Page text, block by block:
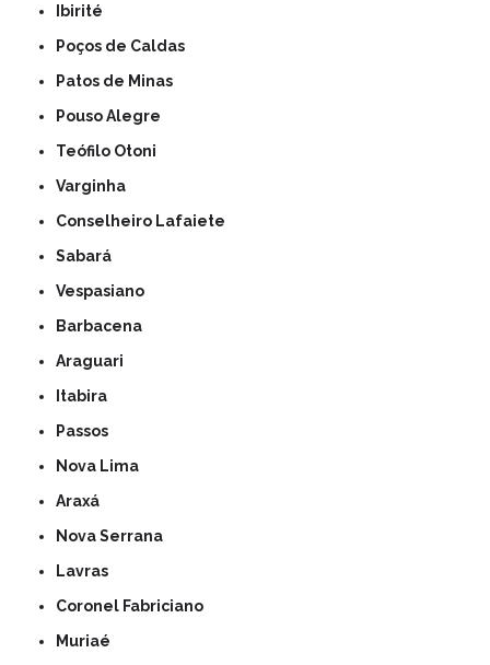
Ibirité
Poços de Caldas
Patos de Minas
Pouso Alegre
Teófilo Otoni
Varginha
Conselheiro Lafaiete
Sabará
Vespasiano
Barbacena
Araguari
Itabira
Passos
Nova Lima
Araxá
Nova Serrana
Lavras
Coronel Fabriciano
Muriaé